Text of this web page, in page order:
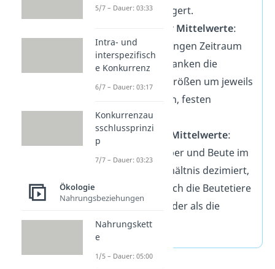
phasenverzögert.
Konstanz der Mittelwerte:
Über einen langen Zeitraum
hinweg schwanken die
Populationsgrößen um jeweils
einen eigenen, festen
Mittelwert
Störung der Mittelwerte:
Werden Räuber und Beute im
gleichen Verhältnis dezimiert,
vermehren sich die Beutetiere
schneller wieder als die
Räuber.
5/7 – Dauer: 03:33
Intra- und
interspezifisch
e Konkurrenz
6/7 – Dauer: 03:17
Konkurrenzau
sschlussprinzi
p
7/7 – Dauer: 03:23
Ökologie
Nahrungsbeziehungen
Nahrungskett
e
1/5 – Dauer: 05:00